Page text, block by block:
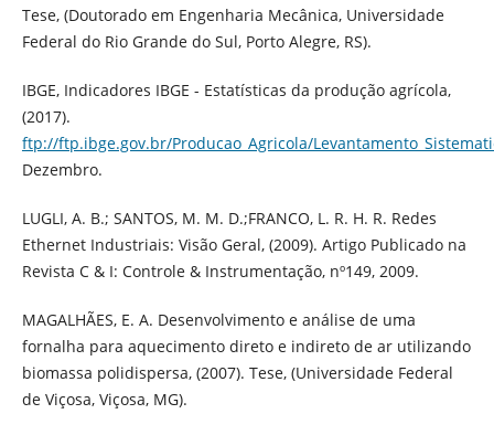
Tese, (Doutorado em Engenharia Mecânica, Universidade
Federal do Rio Grande do Sul, Porto Alegre, RS).
IBGE, Indicadores IBGE - Estatísticas da produção agrícola,
(2017).
ftp://ftp.ibge.gov.br/Producao_Agricola/
Dezembro.
LUGLI, A. B.; SANTOS, M. M. D.;FRANCO, L. R. H. R. Redes
Ethernet Industriais: Visão Geral, (2009). Artigo Publicado na
Revista C & I: Controle & Instrumentação, nº149, 2009.
MAGALHÃES, E. A. Desenvolvimento e análise de uma
fornalha para aquecimento direto e indireto de ar utilizando
biomassa polidispersa, (2007). Tese, (Universidade Federal
de Viçosa, Viçosa, MG).